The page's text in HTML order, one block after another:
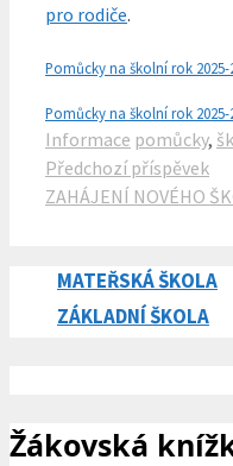
pro rodiče.
Pomůcky na školní rok 2025-
Pomůcky na školní rok 2025-
Rubriky
Informace Štítky
pomůcky,
Předchozí příspěvek
ZAHÁJENÍ NOVÉHO
MATEŘSKÁ ŠKOLA
ZÁKLADNÍ ŠKOLA
Žákovská